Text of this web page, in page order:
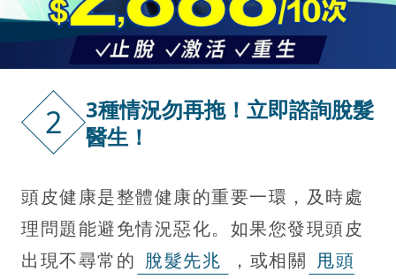
2
3種情況勿再拖！立即諮詢脫髮
醫生！
頭皮健康是整體健康的重要一環，及時處
理問題能避免情況惡化。如果您發現頭皮
出現不尋常的 脫髮先兆 ，或相關 甩頭